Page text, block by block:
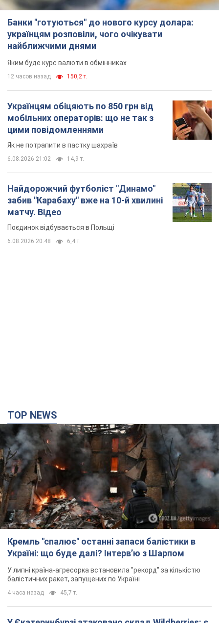
Банки "готуються" до нового курсу долара:
українцям розповіли, чого очікувати
найближчими днями
Яким буде курс валюти в обмінниках
12 часов назад 150,2 т.
Українцям обіцяють по 850 грн від
мобільних операторів: що не так з
цими повідомленнями
Як не потрапити в пастку шахраїв
6.08.2026 21:02 14,9 т.
Найдорожчий футболіст "Динамо"
забив "Карабаху" вже на 10-й хвилині
матчу. Відео
Поєдинок відбувається в Польщі
6.08.2026 20:48 6,4 т.
TOP NEWS
Кремль "спалює" останні запаси балістики в
Україні: що буде далі? Інтерв’ю з Шарпом
У липні країна-агресорка встановила "рекорд" за кількістю
балістичних ракет, запущених по Україні
4 часа назад 45,7 т.